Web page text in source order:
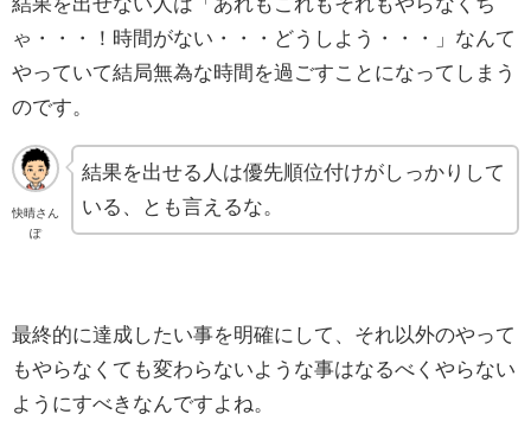
ゃ・・・！時間がない・・・どうしよう・・・」なんて
やっていて結局無為な時間を過ごすことになってしまう
のです。
快晴さん
ぽ
結果を出せる人は優先順位付けがしっかりして
いる、とも言えるな。
最終的に達成したい事を明確にして、それ以外のやって
もやらなくても変わらないような事はなるべくやらない
ようにすべきなんですよね。